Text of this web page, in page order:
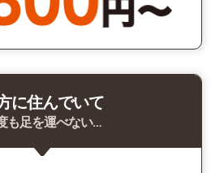
に住んでいて
も足を運べない…